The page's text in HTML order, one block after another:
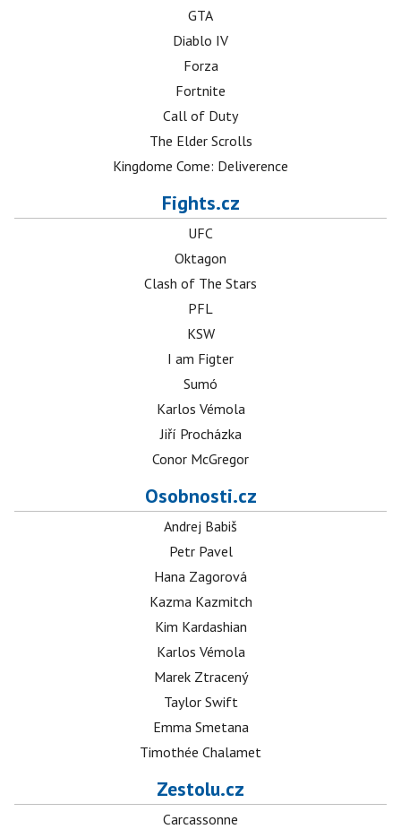
GTA
Diablo IV
Forza
Fortnite
Call of Duty
The Elder Scrolls
Kingdome Come: Deliverence
Fights.cz
UFC
Oktagon
Clash of The Stars
PFL
KSW
I am Figter
Sumó
Karlos Vémola
Jiří Procházka
Conor McGregor
Osobnosti.cz
Andrej Babiš
Petr Pavel
Hana Zagorová
Kazma Kazmitch
Kim Kardashian
Karlos Vémola
Marek Ztracený
Taylor Swift
Emma Smetana
Timothée Chalamet
Zestolu.cz
Carcassonne